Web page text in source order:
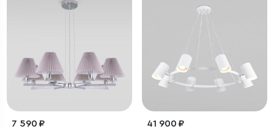
7 590 ₽ 41 900 ₽